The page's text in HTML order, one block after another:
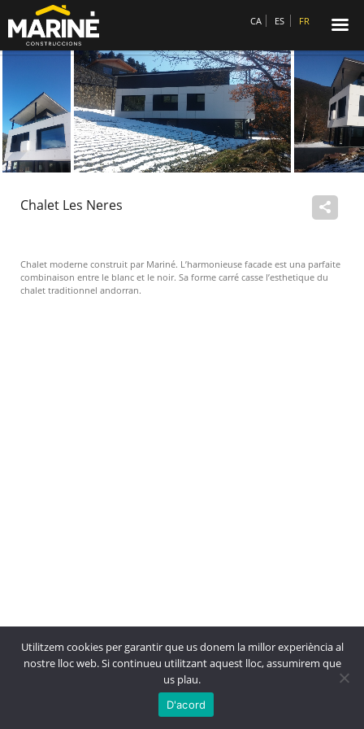
☰
CA ES FR
Chalet Les Neres 
Chalet moderne construit par Mariné. L’harmonieuse facade est una parfaite
combinaison entre le blanc et le noir. Sa forme carré casse l’esthetique du
chalet traditionnel andorran.
Construccions Mariné - Constructora Andorra - Parc de la Mola, 8 AD700 Escaldes - Tel.
821 163
Utilitzem cookies per garantir que us donem la millor experiència al
nostre lloc web. Si continueu utilitzant aquest lloc, assumirem que
us plau.
D'acord